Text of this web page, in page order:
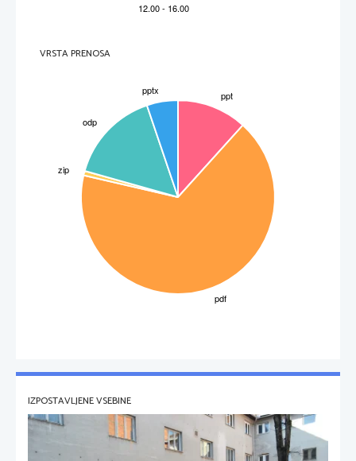
VRSTA PRENOSA
IZPOSTAVLJENE VSEBINE